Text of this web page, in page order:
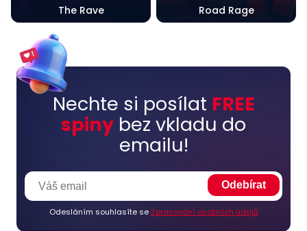
The Rave Road Rage
Nechte si posílat FREE
spiny bez vkladu do
emailu!
Odesláním souhlasíte se Zpracování osobních údajů